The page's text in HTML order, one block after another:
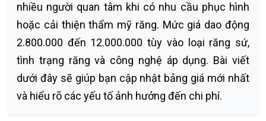
nhiều người quan tâm khi có nhu cầu phục hình
hoặc cải thiện thẩm mỹ răng. Mức giá dao động
2.800.000 đến 12.000.000 tùy vào loại răng sứ,
tình trạng răng và công nghệ áp dụng. Bài viết
dưới đây sẽ giúp bạn cập nhật bảng giá mới nhất
và hiểu rõ các yếu tố ảnh hưởng đến chi phí.